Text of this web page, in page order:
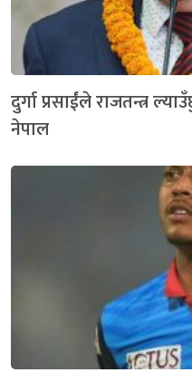
दुर्गा प्रसाईंले राजतन्त्र
नेपाल